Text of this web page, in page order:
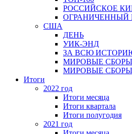
РОССИЙСКОЕ
ОГРАНИЧЕННЫЙ
США
ДЕНЬ
УИК-ЭНД
ЗА ВСЮ
МИРОВЫЕ СБОРЫ
МИРОВЫЕ
Итоги
2022 год
Итоги месяца
Итоги квартала
Итоги полугодия
2021 год